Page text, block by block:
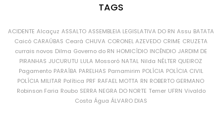
TAGS
ACIDENTE Alcaçuz ASSALTO ASSEMBLEIA LEGISLATIVA DO RN Assu BATATA
Caicó CARAÚBAS Ceará CHUVA CORONEL AZEVEDO CRIME CRUZETA
currais novos Dilma Governo do RN HOMICÍDIO INCÊNDIO JARDIM DE
PIRANHAS JUCURUTU LULA Mossoró NATAL Nilda NÉLTER QUEIROZ
Pagamento PARAÍBA PARELHAS Parnamirim POLÍCIA POLÍCIA CIVIL
POLÍCIA MILITAR Política PRF RAFAEL MOTTA RN ROBERTO GERMANO
Robinson Faria Roubo SERRA NEGRA DO NORTE Temer UFRN Vivaldo
Costa Água ÁLVARO DIAS